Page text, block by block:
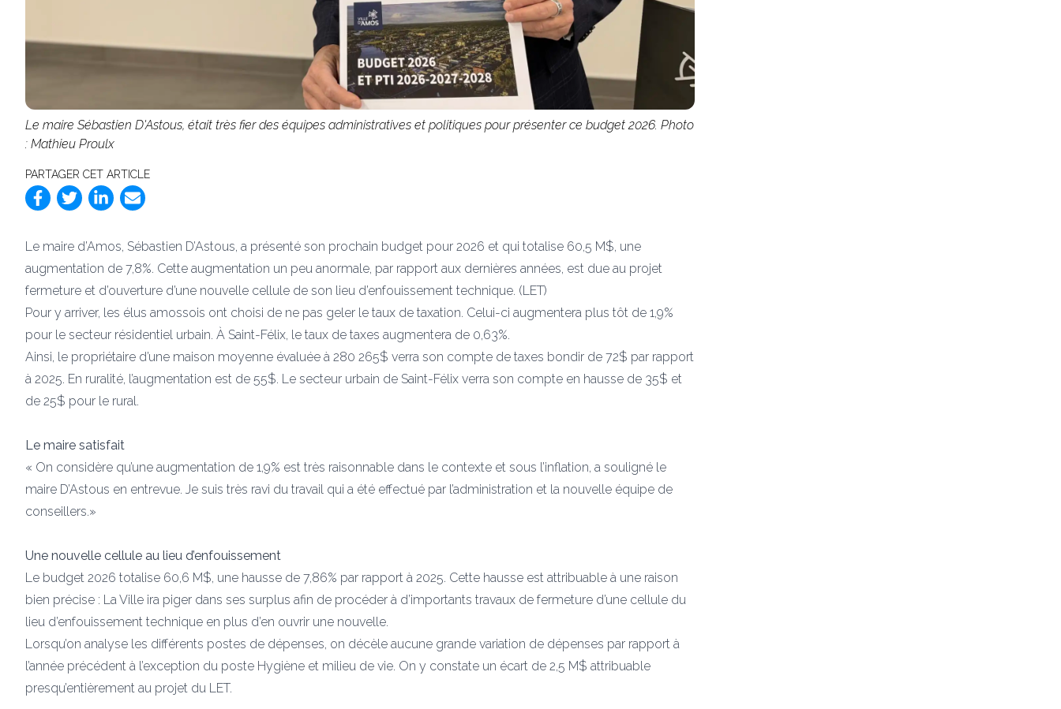
Le maire Sébastien D'Astous, était très fier des équipes administratives et politiques pour présenter ce budget 2026. Photo
: Mathieu Proulx
PARTAGER CET ARTICLE
Le maire d’Amos, Sébastien D’Astous, a présenté son prochain budget pour 2026 et qui totalise 60,5 M$, une
augmentation de 7,8%. Cette augmentation un peu anormale, par rapport aux dernières années, est due au projet
fermeture et d’ouverture d’une nouvelle cellule de son lieu d’enfouissement technique. (LET)
Pour y arriver, les élus amossois ont choisi de ne pas geler le taux de taxation. Celui-ci augmentera plus tôt de 1,9%
pour le secteur résidentiel urbain. À Saint-Félix, le taux de taxes augmentera de 0,63%.
Ainsi, le propriétaire d’une maison moyenne évaluée à 280 265$ verra son compte de taxes bondir de 72$ par rapport
à 2025. En ruralité, l’augmentation est de 55$. Le secteur urbain de Saint-Félix verra son compte en hausse de 35$ et
de 25$ pour le rural.
Le maire satisfait
« On considère qu’une augmentation de 1,9% est très raisonnable dans le contexte et sous l’inflation, a souligné le
maire D’Astous en entrevue. Je suis très ravi du travail qui a été effectué par l’administration et la nouvelle équipe de
conseillers.»
Une nouvelle cellule au lieu d’enfouissement
Le budget 2026 totalise 60,6 M$, une hausse de 7,86% par rapport à 2025. Cette hausse est attribuable à une raison
bien précise : La Ville ira piger dans ses surplus afin de procéder à d’importants travaux de fermeture d’une cellule du
lieu d’enfouissement technique en plus d’en ouvrir une nouvelle.
Lorsqu’on analyse les différents postes de dépenses, on décèle aucune grande variation de dépenses par rapport à
l’année précédent à l’exception du poste Hygiène et milieu de vie. On y constate un écart de 2,5 M$ attribuable
presqu’entièrement au projet du LET.